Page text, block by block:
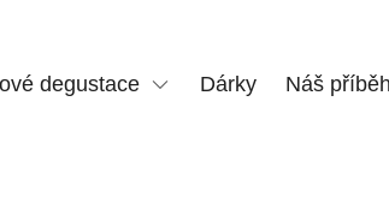
degustace Dárky Náš příběh